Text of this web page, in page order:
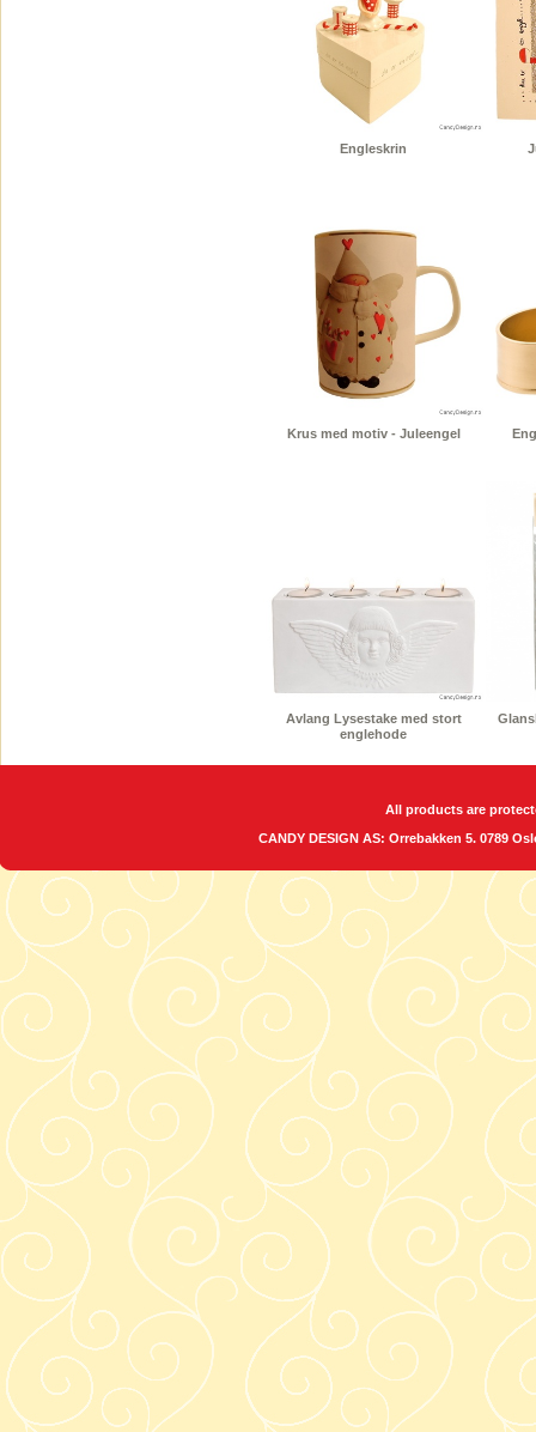
Engleskrin
Krus med motiv - Juleengel
Avlang Lysestake med stort
englehode
All products are
CANDY DESIGN AS: Orrebakken 5. 0789